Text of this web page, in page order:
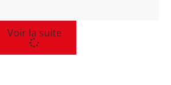
Voir la suite